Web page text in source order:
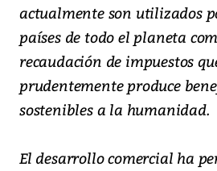
actualmente son utilizados
países de todo el planeta
recaudación de impuestos
prudentemente produce
sostenibles a la humanidad.
El desarrollo comercial ha